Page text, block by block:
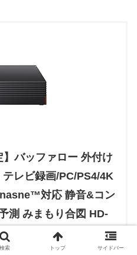
】バッファロー 外付け
レビ録画/PC/PS4/4K
対応 静音&コン
測 みまもり合図 HD-
by
検索 トップ サイドバー